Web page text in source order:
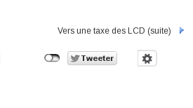
Vers une taxe des LCD (suite)